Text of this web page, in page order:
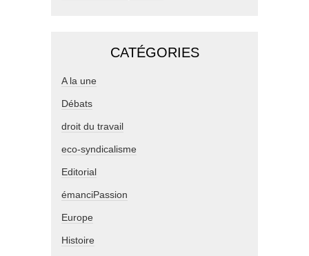
CATÉGORIES
A la une
Débats
droit du travail
eco-syndicalisme
Editorial
émanciPassion
Europe
Histoire